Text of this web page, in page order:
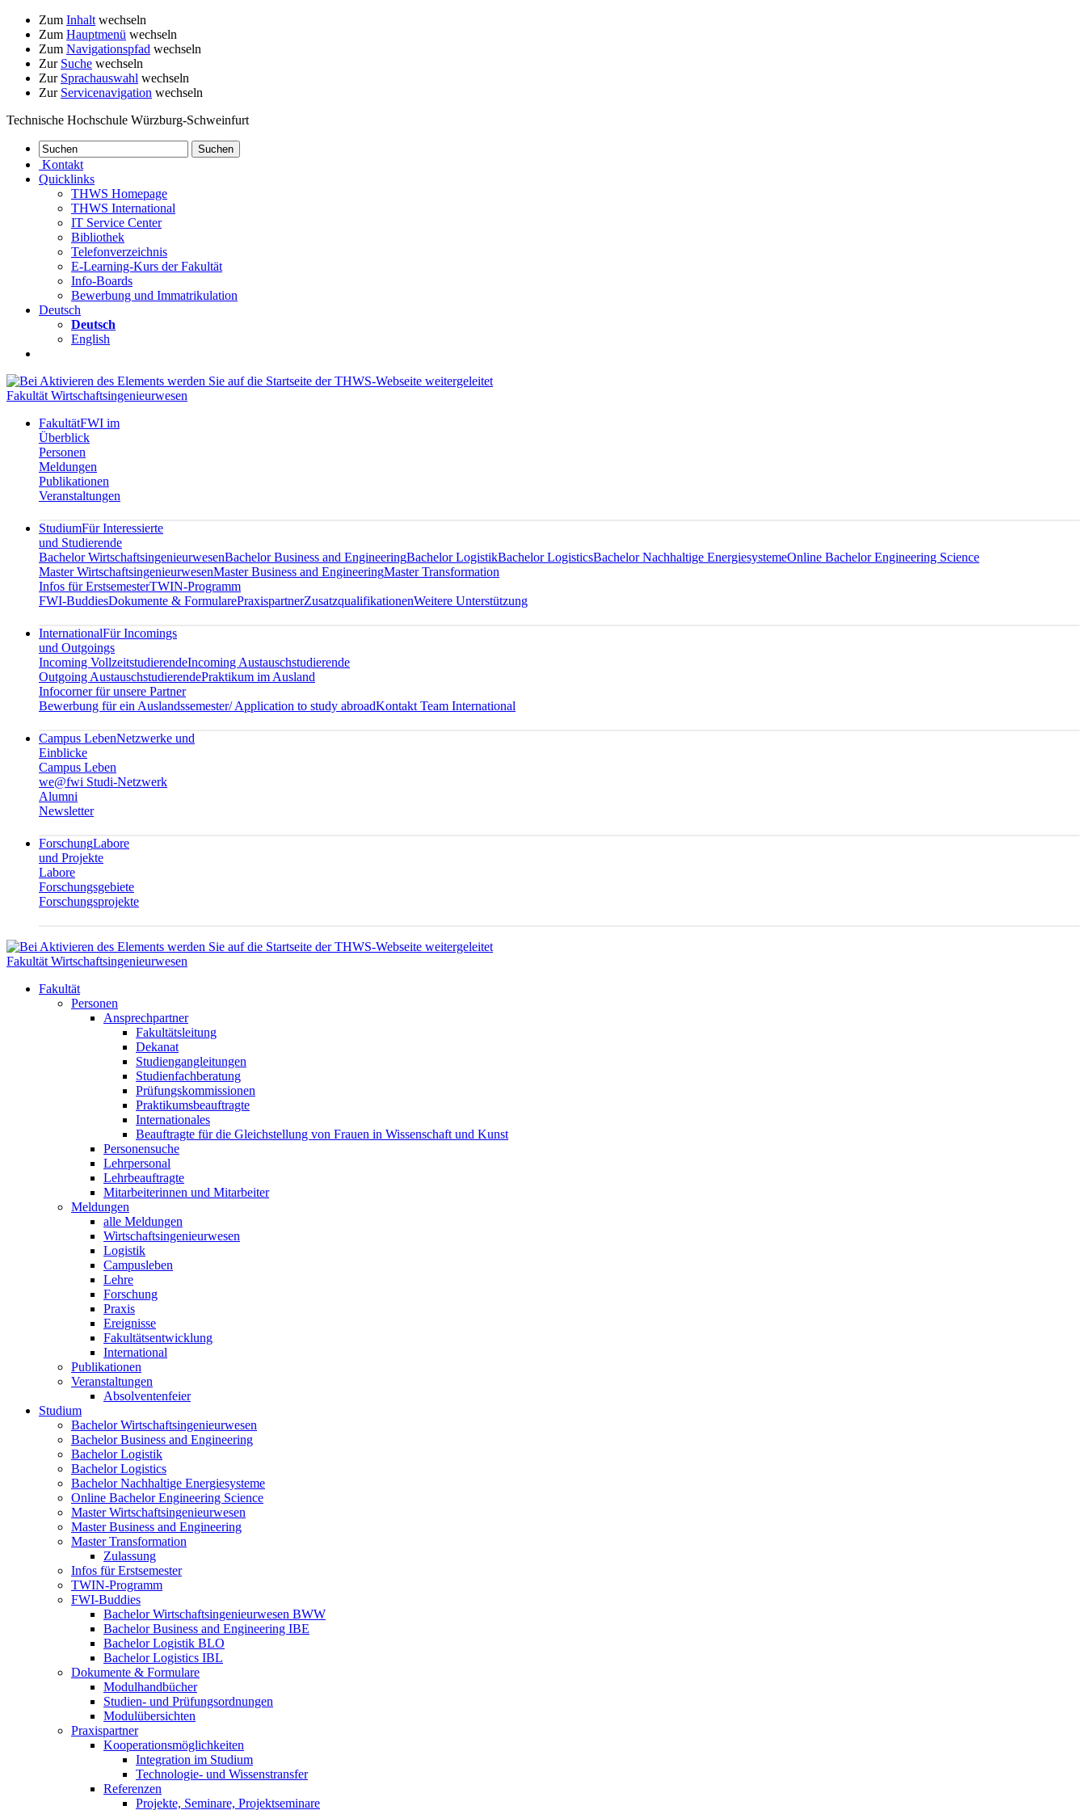
Zum Inhalt wechseln
Zum Hauptmenü wechseln
Zum Navigationspfad wechseln
Zur Suche wechseln
Zur Sprachauswahl wechseln
Zur Servicenavigation wechseln
Technische Hochschule Würzburg-Schweinfurt
Kontakt
Quicklinks
THWS Homepage
THWS International
IT Service Center
Bibliothek
Telefonverzeichnis
E-Learning-Kurs der Fakultät
Info-Boards
Bewerbung und Immatrikulation
Deutsch
Deutsch
English
Fakultät Wirtschaftsingenieurwesen
FakultätFWI im
Überblick
Personen
Meldungen
Publikationen
Veranstaltungen
StudiumFür Interessierte
und Studierende
Bachelor WirtschaftsingenieurwesenBachelor Business and EngineeringBachelor LogistikBachelor LogisticsBachelor Nachhaltige EnergiesystemeOnline Bachelor Engineering Science
Master WirtschaftsingenieurwesenMaster Business and EngineeringMaster Transformation
Infos für ErstsemesterTWIN-Programm
FWI-BuddiesDokumente & FormularePraxispartnerZusatzqualifikationenWeitere Unterstützung
InternationalFür Incomings
und Outgoings
Incoming VollzeitstudierendeIncoming Austauschstudierende
Outgoing AustauschstudierendePraktikum im Ausland
Infocorner für unsere Partner
Bewerbung für ein Auslandssemester/ Application to study abroadKontakt Team International
Campus LebenNetzwerke und
Einblicke
Campus Leben
we@fwi Studi-Netzwerk
Alumni
Newsletter
ForschungLabore
und Projekte
Labore
Forschungsgebiete
Forschungsprojekte
Fakultät Wirtschaftsingenieurwesen
Fakultät
Personen
Ansprechpartner
Fakultätsleitung
Dekanat
Studiengangleitungen
Studienfachberatung
Prüfungskommissionen
Praktikumsbeauftragte
Internationales
Beauftragte für die Gleichstellung von Frauen in Wissenschaft und Kunst
Personensuche
Lehrpersonal
Lehrbeauftragte
Mitarbeiterinnen und Mitarbeiter
Meldungen
alle Meldungen
Wirtschaftsingenieurwesen
Logistik
Campusleben
Lehre
Forschung
Praxis
Ereignisse
Fakultätsentwicklung
International
Publikationen
Veranstaltungen
Absolventenfeier
Studium
Bachelor Wirtschaftsingenieurwesen
Bachelor Business and Engineering
Bachelor Logistik
Bachelor Logistics
Bachelor Nachhaltige Energiesysteme
Online Bachelor Engineering Science
Master Wirtschaftsingenieurwesen
Master Business and Engineering
Master Transformation
Zulassung
Infos für Erstsemester
TWIN-Programm
FWI-Buddies
Bachelor Wirtschaftsingenieurwesen BWW
Bachelor Business and Engineering IBE
Bachelor Logistik BLO
Bachelor Logistics IBL
Dokumente & Formulare
Modulhandbücher
Studien- und Prüfungsordnungen
Modulübersichten
Praxispartner
Kooperationsmöglichkeiten
Integration im Studium
Technologie- und Wissenstransfer
Referenzen
Projekte, Seminare, Projektseminare